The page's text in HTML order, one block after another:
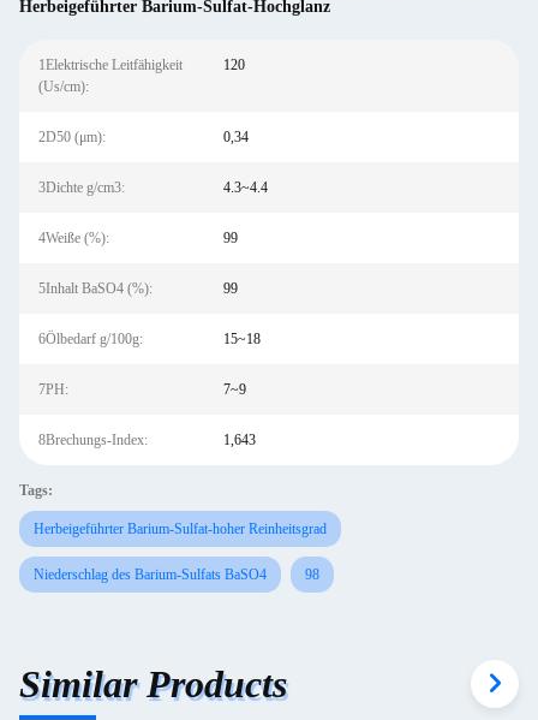
Herbeigeführter Barium-Sulfat-Hochglanz
1Elektrische Leitfähigkeit
(Us/cm):
120
2D50 (μm): 0,34
3Dichte g/cm3: 4.3~4.4
4Weiße (%): 99
5Inhalt BaSO4 (%): 99
6Ölbedarf g/100g: 15~18
7PH: 7~9
8Brechungs-Index: 1,643
Tags:
Herbeigeführter Barium-Sulfat-hoher Reinheitsgrad
Niederschlag des Barium-Sulfats BaSO4 98
Similar Products